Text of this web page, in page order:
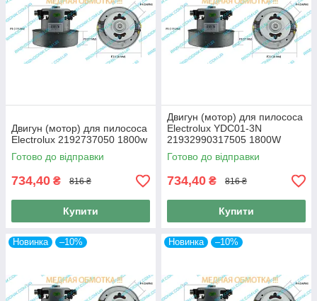
Двигун (мотор) для пилососа
Electrolux 2192737050 1800w
Готово до відправки
734,40 ₴ 816 ₴
Купити
Двигун (мотор) для пилососа
Electrolux YDC01-3N
21932990317505 1800W
Готово до відправки
734,40 ₴ 816 ₴
Купити
Новинка –10% Новинка –10%